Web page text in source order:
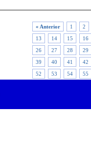
« Anterior 1
2
13
14 15
16
26
27 28
29
39
40 41
42
52
53 54 55